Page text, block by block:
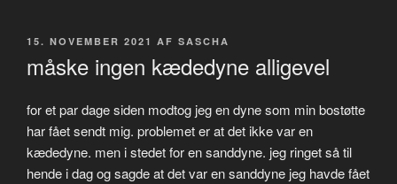
UDGIVET
15. NOVEMBER 2021 AF SASCHA
måske ingen kædedyne alligevel
for et par dage siden modtog jeg en dyne som min bostøtte
har fået sendt mig. problemet er at det ikke var en
kædedyne. men i stedet for en sanddyne. jeg ringet så til
hende i dag og sagde at det var en sanddyne jeg havde fået